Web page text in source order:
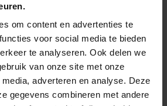
om content en advertenties te
voor social media te bieden
te analyseren. Ook delen we
van onze site met onze
adverteren en analyse. Deze
gegevens combineren met andere